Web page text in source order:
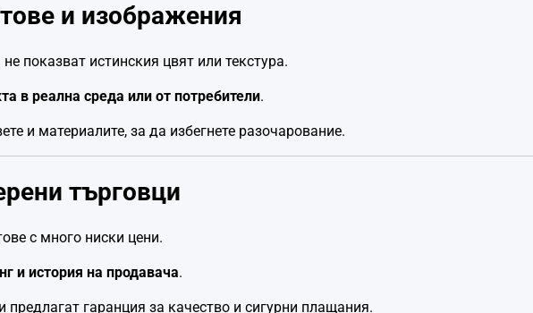
и изображения
показват истинския цвят или текстура.
в реална среда или от потребители.
и материалите, за да избегнете разочарование.
търговци
с много ниски цени.
и история на продавача.
предлагат гаранция за качество и сигурни плащания.